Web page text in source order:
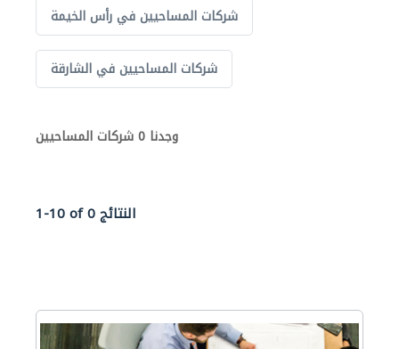
شركات المساحيين في رأس الخيمة
شركات المساحيين في الشارقة
وجدنا 0 شركات المساحيين
1-10 of 0 النتائج